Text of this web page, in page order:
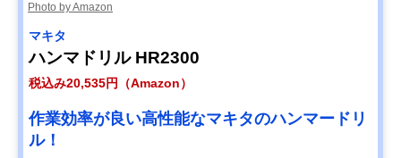
Photo by Amazon
マキタ
ハンマドリル HR2300
税込み20,535円（Amazon）
作業効率が良い高性能なマキタのハンマードリ
ル！